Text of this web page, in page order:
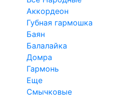
Аккордеон
Губная гармошка
Баян
Балалайка
Домра
Гармонь
Еще
Смычковые